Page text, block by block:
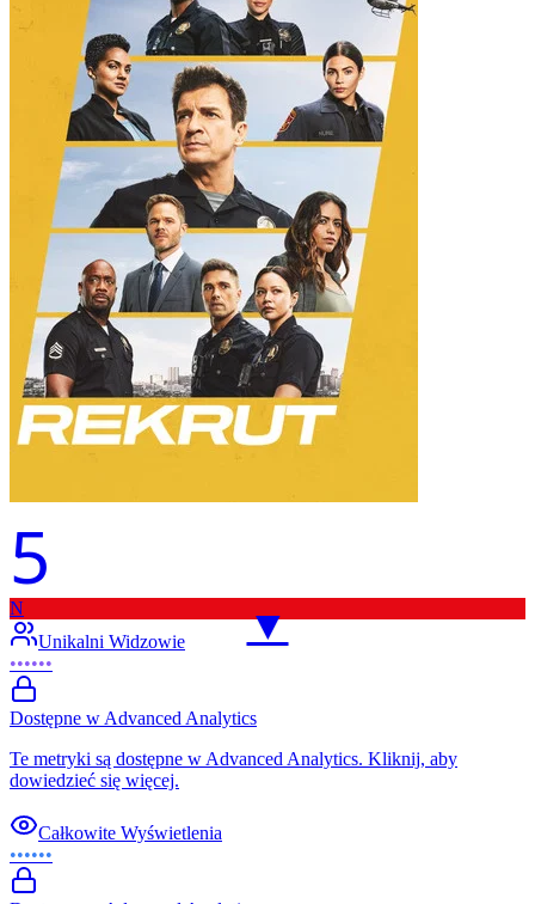
5
▼
N
Unikalni Widzowie
••••••
Dostępne w Advanced Analytics
Te metryki są dostępne w Advanced Analytics. Kliknij, aby
dowiedzieć się więcej.
Całkowite Wyświetlenia
••••••